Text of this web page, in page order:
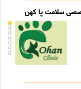
سلامت پا کهن